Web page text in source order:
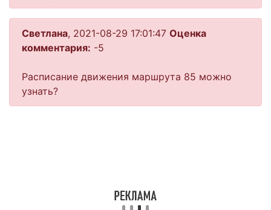
Светлана, 2021-08-29 17:01:47 Оценка
комментария: -5
Расписание движения маршрута 85 можно
узнать?